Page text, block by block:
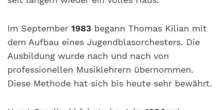
Im September 1983 begann Thomas Kilian mit
dem Aufbau eines Jugendblasorchesters. Die
Ausbildung wurde nach und nach von
professionellen Musiklehrern übernommen.
Diese Methode hat sich bis heute sehr bewährt.